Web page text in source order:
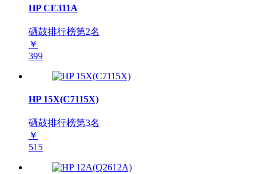
HP CE311A
硒鼓排行榜第2名
￥
399
HP 15X(C7115X)
硒鼓排行榜第3名
￥
515